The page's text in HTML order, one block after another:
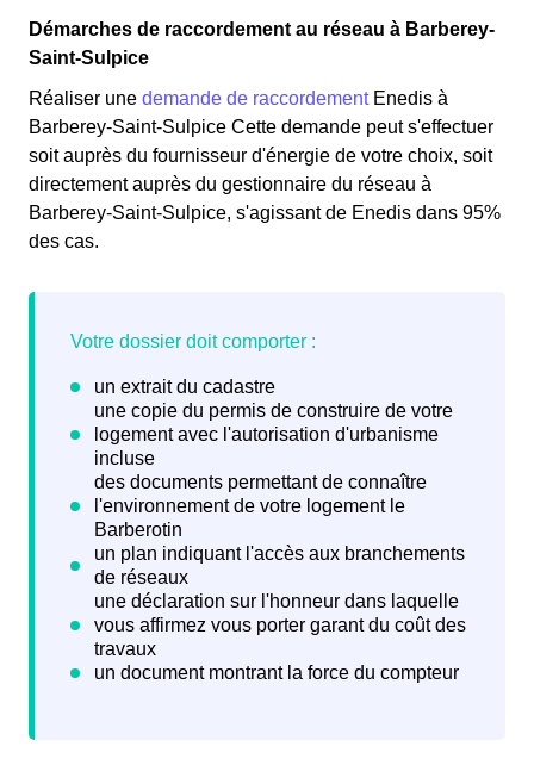
Démarches de raccordement au réseau à Barberey-
Saint-Sulpice
Réaliser une demande de raccordementEnedis à
Barberey-Saint-Sulpice Cette demande peut s'effectuer
soit auprès du fournisseur d'énergie de votre choix, soit
directement auprès du gestionnaire du réseau à
Barberey-Saint-Sulpice, s'agissant de Enedis dans 95%
des cas.